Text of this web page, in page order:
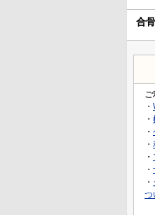
合
ご
・
・
・
・
・
・
・
つ